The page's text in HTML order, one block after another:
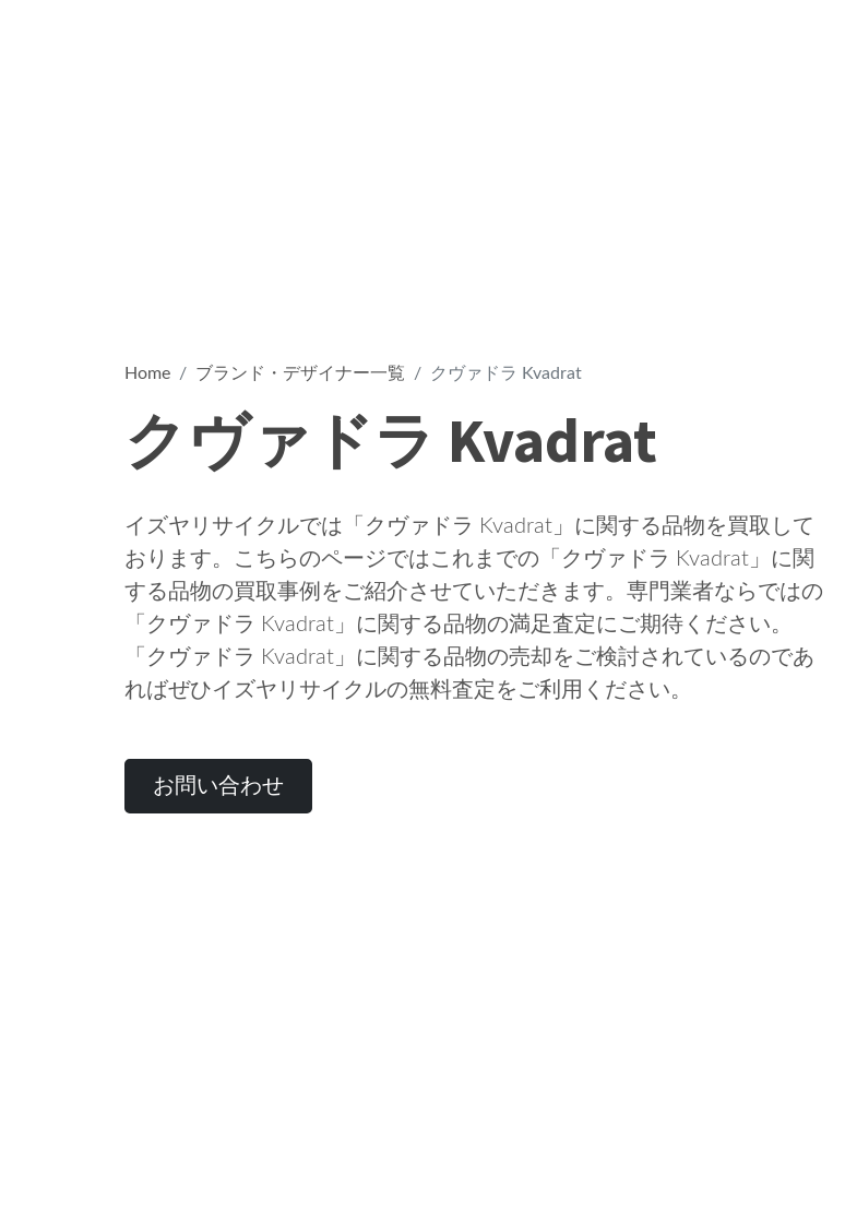
Home ブランド・デザイナー一覧 クヴァドラ Kvadrat
クヴァドラ Kvadrat
イズヤリサイクルでは「クヴァドラ Kvadrat」に関する品物を買取して
おります。こちらのページではこれまでの「クヴァドラ Kvadrat」に関
する品物の買取事例をご紹介させていただきます。専門業者ならではの
「クヴァドラ Kvadrat」に関する品物の満足査定にご期待ください。
「クヴァドラ Kvadrat」に関する品物の売却をご検討されているのであ
ればぜひイズヤリサイクルの無料査定をご利用ください。
お問い合わせ